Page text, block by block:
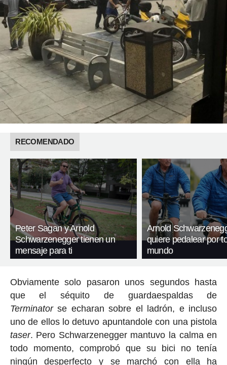
RECOMENDADO
Peter Sagan y Arnold
Schwarzenegger tienen un
mensaje para ti
Arnold
quiere pedalear por
mundo
Obviamente solo pasaron unos segundos hasta
que el séquito de guardaespaldas de
Terminatorse echaran sobre el ladrón, e incluso
uno de ellos lo detuvo apuntandole con una pistola
taser. Pero Schwarzenegger mantuvo la calma en
todo momento, comprobó que su bici no tenía
ningún desperfecto y se marchó con ella ha